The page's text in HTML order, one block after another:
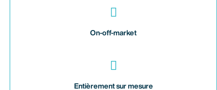
On-off-market
Entièrement sur mesure